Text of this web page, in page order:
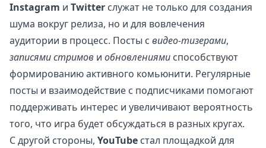
Instagram и Twitter служат не только для создания
шума вокруг релиза, но и для вовлечения
аудитории в процесс. Посты с видео-тизерами,
записями стримов и обновлениями способствуют
формированию активного комьюнити. Регулярные
посты и взаимодействие с подписчиками помогают
поддерживать интерес и увеличивают вероятность
того, что игра будет обсуждаться в разных кругах.
С другой стороны, YouTube стал площадкой для